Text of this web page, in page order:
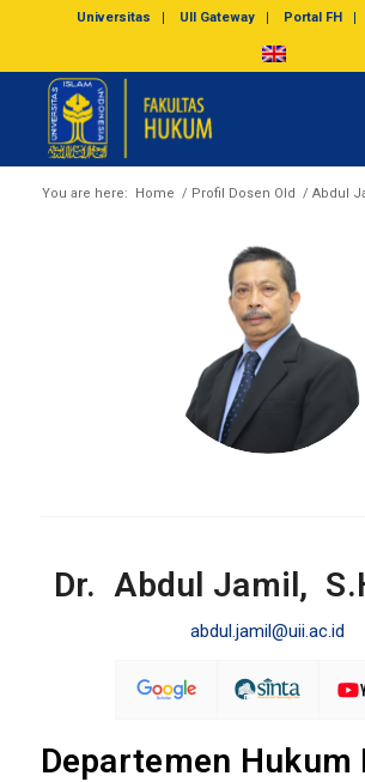
Universitas UII Gateway Portal FH
You are here: Home / Profil Dosen Old / Abdul
Dr. Abdul Jamil,
abdul.jamil@uii.ac.id
Departemen Hukum